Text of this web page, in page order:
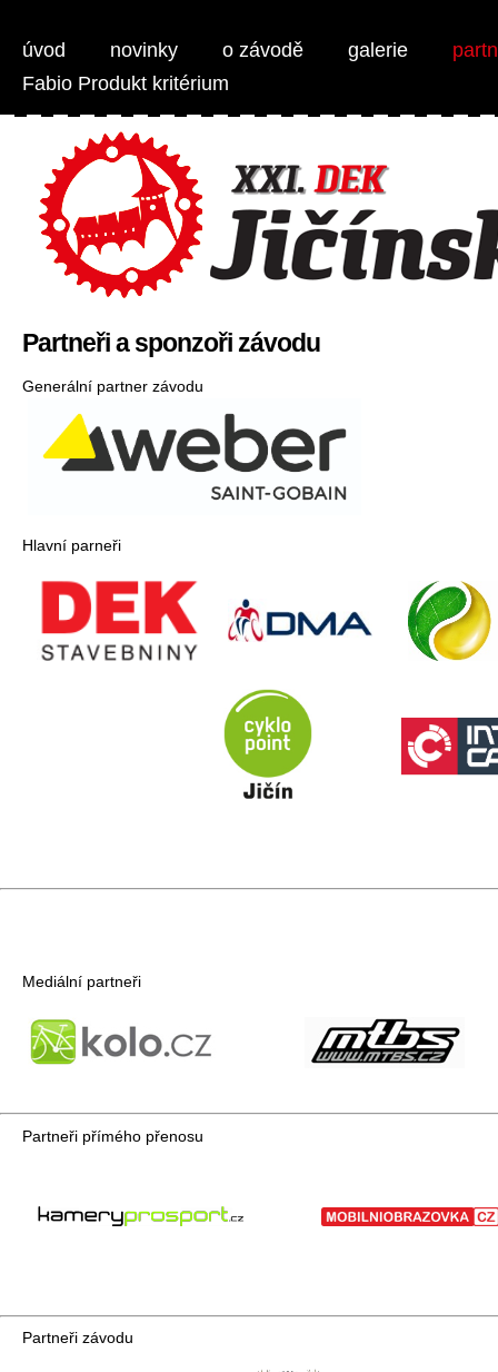
úvod novinky o závodě galerie
Fabio Produkt kritérium
Partneři a sponzoři závodu
Generální partner závodu
Hlavní parneři
Mediální partneři
Partneři přímého přenosu
Partneři závodu